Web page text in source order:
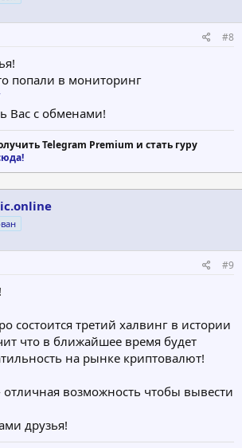
#8
попали в мониторинг
Вас с обменами!
Telegram Premium и стать гуру
#9
состоится третий халвинг в истории
что в ближайшее время будет
на рынке криптовалют!
отличная возможность чтобы вывести
друзья!